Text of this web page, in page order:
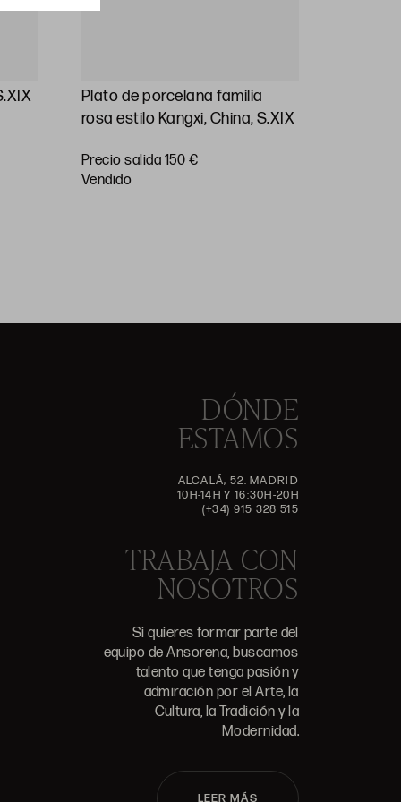
Plato de porcelana familia
rosa estilo Kangxi, China, S.XIX
Precio salida 150 €
vendido
DÓNDE
ESTAMOS
ALCALÁ, 52. MADRID
10H-14H Y 16:30H-20H
(+34) 915 328 515
TRABAJA CON
NOSOTROS
Si quieres formar parte del
equipo de Ansorena, buscamos
talento que tenga pasión y
admiración por el Arte, la
Cultura, la Tradición y la
Modernidad.
LEER MÁS